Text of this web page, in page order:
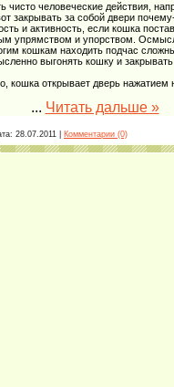
чисто человеческие действия,
закрывать за собой двери
и активность, если кошка
упрямством и упорством.
кошкам находить подчас
выгонять кошку и
кошка открывает дверь нажатием
... Читать дальше »
28.07.2011 Комментарии (0)